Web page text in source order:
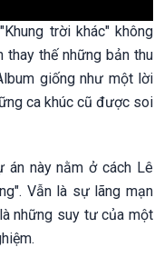
trời khác" không
thế những bản thu
giống như một lời
ca khúc cũ được soi
án này nằm ở cách Lê
Vẫn là sự lãng mạn
những suy tư của một